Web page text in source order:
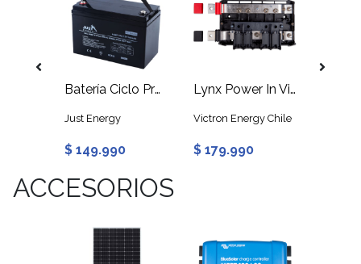
Batería Ciclo Profundo 100Ah 12V GEL Just
Just Energy
$ 149.990
Lynx Power In Victron Energy
Victron Energy Chile
$ 179.990
ACCESORIOS